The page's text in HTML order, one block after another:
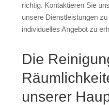
richtig. Kontaktieren Sie
unsere Dienstleistungen
individuelles Angebot zu
Die
unserer